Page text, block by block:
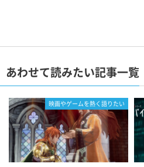
あわせて読みたい記事一覧
映画やゲームを熱く語りたい